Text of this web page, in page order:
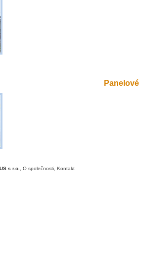
Panelové
s r.o. O společnosti Kontakt